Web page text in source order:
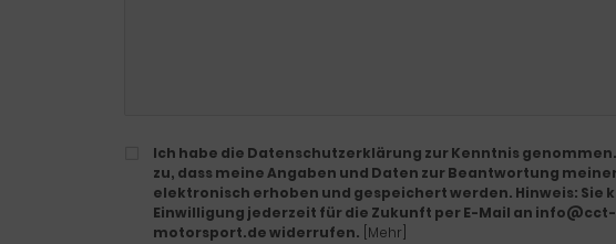
Ich habe die Datenschutzerklärung zur Kenntnis
zu, dass meine Angaben und Daten zur Beantwortung
elektronisch erhoben und gespeichert werden. Hinweis: Sie
Einwilligung jederzeit für die Zukunft per E-Mail an info@cct-
motorsport.de widerrufen. [Mehr]